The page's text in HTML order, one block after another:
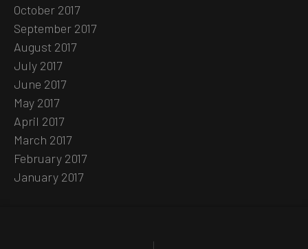
October 2017
September 2017
August 2017
July 2017
June 2017
May 2017
April 2017
March 2017
February 2017
January 2017